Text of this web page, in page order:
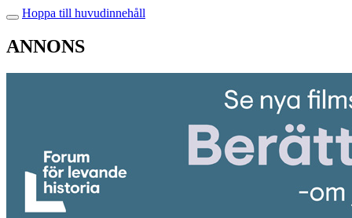
Hoppa till huvudinnehåll
ANNONS